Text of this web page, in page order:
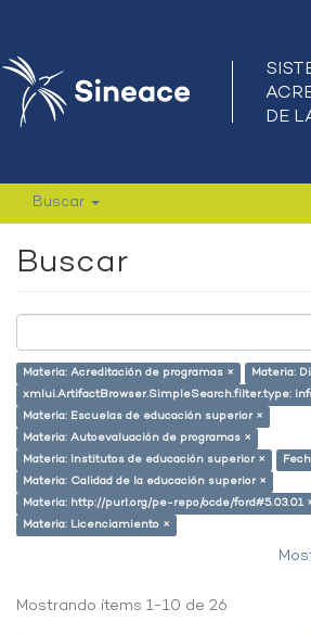
Buscar
Buscar
Materia: Acreditación de programas ×
Materia:
xmlui.ArtifactBrowser.SimpleSearch.filter.type:
Materia: Escuelas de educación superior ×
Materia: Autoevaluación de programas ×
Materia: Institutos de educación superior ×
Materia: Calidad de la educación superior ×
Materia: http://purl.org/pe-repo/ocde/ford#5.03.01
Materia: Licenciamiento ×
Mostrando ítems 1-10 de 26